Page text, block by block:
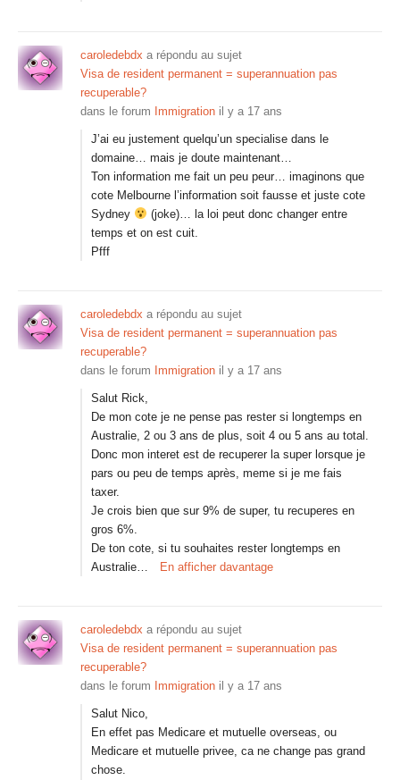
caroledebdx a répondu au sujet
Visa de resident permanent = superannuation pas
recuperable?
dans le forum Immigration il y a 17 ans
J’ai eu justement quelqu’un specialise dans le
domaine… mais je doute maintenant…
Ton information me fait un peu peur… imaginons que
cote Melbourne l’information soit fausse et juste cote
Sydney
(joke)… la loi peut donc changer entre
temps et on est cuit.
Pfff
caroledebdx a répondu au sujet
Visa de resident permanent = superannuation pas
recuperable?
dans le forum Immigration il y a 17 ans
Salut Rick,
De mon cote je ne pense pas rester si longtemps en
Australie, 2 ou 3 ans de plus, soit 4 ou 5 ans au total.
Donc mon interet est de recuperer la super lorsque je
pars ou peu de temps après, meme si je me fais
taxer.
Je crois bien que sur 9% de super, tu recuperes en
gros 6%.
De ton cote, si tu souhaites rester longtemps en
Australie…
En afficher davantage
caroledebdx a répondu au sujet
Visa de resident permanent = superannuation pas
recuperable?
dans le forum Immigration il y a 17 ans
Salut Nico,
En effet pas Medicare et mutuelle overseas, ou
Medicare et mutuelle privee, ca ne change pas grand
chose.